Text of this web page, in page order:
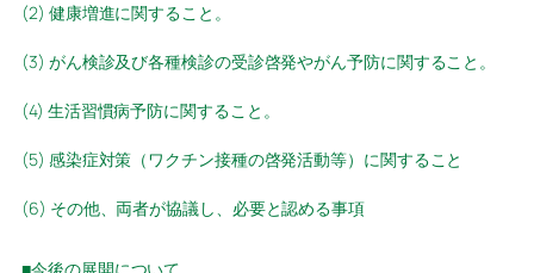
(2) 健康増進に関すること。
(3) がん検診及び各種検診の受診啓発やがん予防に関すること。
(4) 生活習慣病予防に関すること。
(5) 感染症対策（ワクチン接種の啓発活動等）に関すること
(6) その他、両者が協議し、必要と認める事項